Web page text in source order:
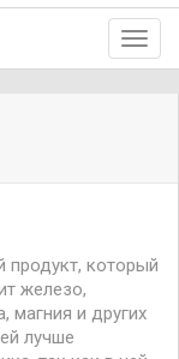
продукт, который
железо,
магния и других
лучше